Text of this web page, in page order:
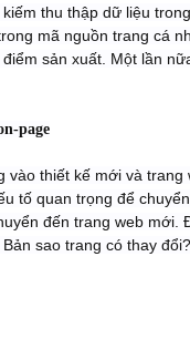
thu thập dữ liệu
mã nguồn trang cá
sản xuất. Một lần
page
vào thiết kế mới và
tố quan trọng để
đến trang web
sao trang có thay